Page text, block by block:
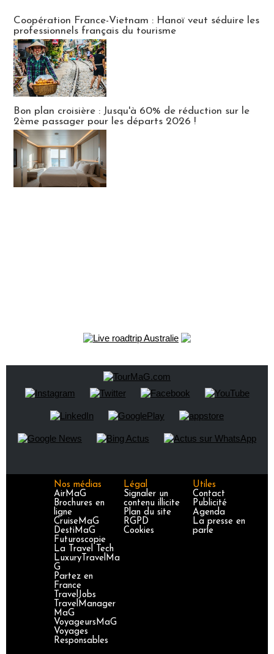
Coopération France-Vietnam : Hanoï veut séduire les
professionnels français du tourisme
Bon plan croisière : Jusqu'à 60% de réduction sur le
2ème passager pour les départs 2026 !
Nos médias
AirMaG
Brochures en
ligne
CruiseMaG
DestiMaG
Futuroscopie
La Travel Tech
LuxuryTravelMa
G
Partez en
France
TravelJobs
TravelManager
MaG
VoyageursMaG
Voyages
Responsables
Légal
Signaler un
contenu illicite
Plan du site
RGPD
Cookies
Utiles
Contact
Publicité
Agenda
La presse en
parle